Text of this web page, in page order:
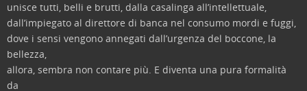
unisce tutti, belli e brutti, dalla casalinga all’intellettuale,
dall’impiegato al direttore di banca nel consumo mordi e fuggi,
dove i sensi vengono annegati dall’urgenza del boccone, la
bellezza,
allora, sembra non contare più. E diventa una pura formalità
da